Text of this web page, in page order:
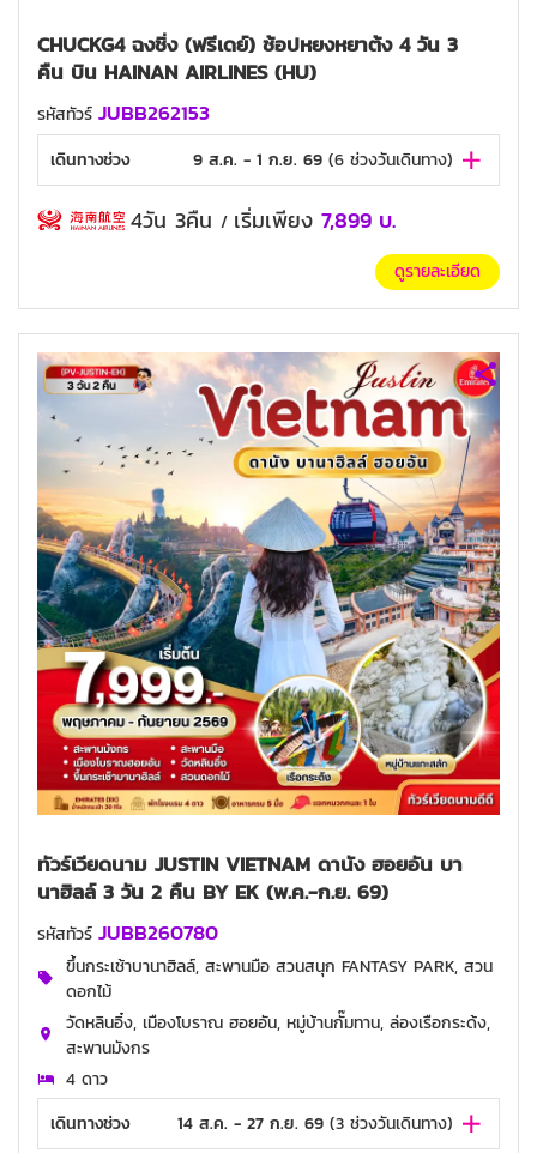
CHUCKG4 ฉงชิ่ง (ฟรีเดย์) ช้อปหยงหยาต้ง 4 วัน 3
คืน บิน HAINAN AIRLINES (HU)
รหัสทัวร์ JUBB262153
เดินทางช่วง 9 ส.ค. - 1 ก.ย. 69 (6 ช่วงวันเดินทาง)
4วัน 3คืน / เริ่มเพียง 7,899 บ.
ดูรายละเอียด
ทัวร์เวียดนาม JUSTIN VIETNAM ดานัง ฮอยอัน บา
นาฮิลล์ 3 วัน 2 คืน BY EK (พ.ค.-ก.ย. 69)
รหัสทัวร์ JUBB260780
ขึ้นกระเช้าบานาฮิลล์, สะพานมือ สวนสนุก FANTASY PARK, สวน
ดอกไม้
วัดหลินอิ๋ง, เมืองโบราณ ฮอยอัน, หมู่บ้านกั๊มทาน, ล่องเรือกระด้ง,
สะพานมังกร
4 ดาว
เดินทางช่วง
14 ส.ค. - 27 ก.ย. 69 (3 ช่วงวันเดินทาง)